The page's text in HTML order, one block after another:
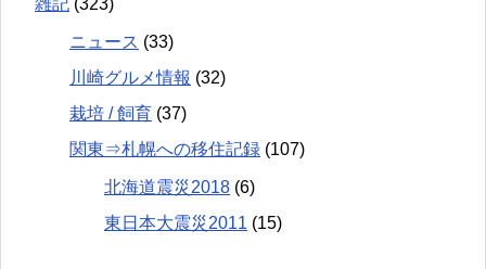
雑記 (323)
ニュース (33)
川崎グルメ情報 (32)
栽培 / 飼育 (37)
関東⇒札幌への移住記録 (107)
北海道震災2018 (6)
東日本大震災2011 (15)